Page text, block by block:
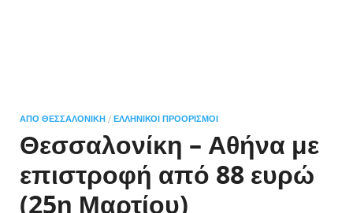
ΑΠΌ ΘΕΣΣΑΛΟΝΊΚΗ / ΕΛΛΗΝΙΚΟΊ ΠΡΟΟΡΙΣΜΟΊ
Θεσσαλονίκη – Αθήνα με
επιστροφή από 88 ευρώ
(25η Μαρτίου)